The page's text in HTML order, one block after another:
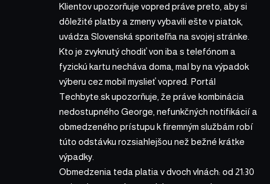
Klientov upozorňuje vopred práve preto, aby si
dôležité platby a zmeny vybavili ešte v piatok,
uvádza Slovenská sporiteľňa na svojej stránke.
Kto je zvyknutý chodiť von iba s telefónom a
fyzickú kartu necháva doma, mal by na výpadok
výberu cez mobil myslieť vopred. Portál
Techbyte.sk upozorňuje, že práve kombinácia
nedostupného George, nefunkčných notifikácií a
obmedzeného prístupu k firemným službám robí
túto odstávku rozsiahlejšou než bežné krátke
výpadky.
Obmedzenia teda platia v dvoch vlnách: od 21:30